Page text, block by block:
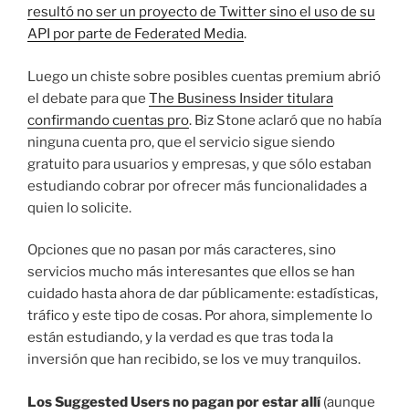
resultó no ser un proyecto de Twitter sino el uso de su
API por parte de Federated Media.
Luego un chiste sobre posibles cuentas premium abrió
el debate para que The Business Insider titulara
confirmando cuentas pro. Biz Stone aclaró que no había
ninguna cuenta pro, que el servicio sigue siendo
gratuito para usuarios y empresas, y que sólo estaban
estudiando cobrar por ofrecer más funcionalidades a
quien lo solicite.
Opciones que no pasan por más caracteres, sino
servicios mucho más interesantes que ellos se han
cuidado hasta ahora de dar públicamente: estadísticas,
tráfico y este tipo de cosas. Por ahora, simplemente lo
están estudiando, y la verdad es que tras toda la
inversión que han recibido, se los ve muy tranquilos.
Los Suggested Users no pagan por estar allí (aunque